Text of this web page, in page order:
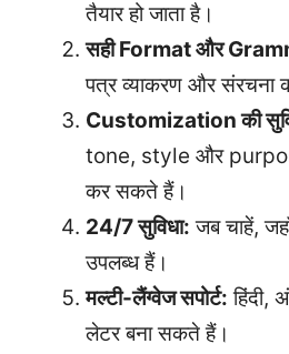
तैयार हो जाता है।
सही Format और
पत्र व्याकरण और संरचना
Customization की
tone, style और
कर सकते हैं।
24/7 सुविधा: जब चाहें,
उपलब्ध हैं।
मल्टी-लैंग्वेज सपोर्ट: हिंदी,
लेटर बना सकते हैं।